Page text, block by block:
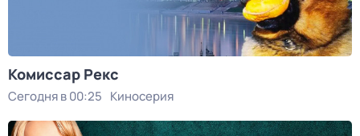
Комиссар Рекс
Сегодня в 00:25 Киносерия